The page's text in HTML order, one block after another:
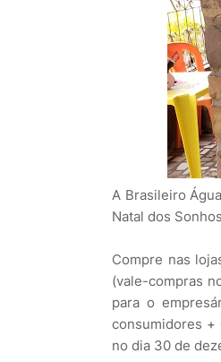
A Brasileiro
Natal dos
Compre nas
(vale-compras
para o
consumidores +
no dia 30 de